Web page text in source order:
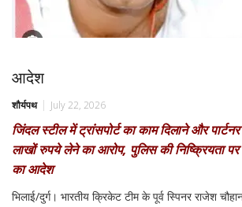
आदेश
शौर्यपथ July 22, 2026
जिंदल स्टील में ट्रांसपोर्ट का काम दिलाने और
लाखों रुपये लेने का आरोप, पुलिस की निष्क्रियता पर
का आदेश
भिलाई/दुर्ग। भारतीय क्रिकेट टीम के पूर्व स्पिनर राजेश